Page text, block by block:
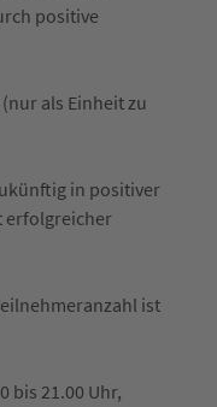
positive
als Einheit zu
in positiver
erfolgreicher
ist
bis 21.00 Uhr,